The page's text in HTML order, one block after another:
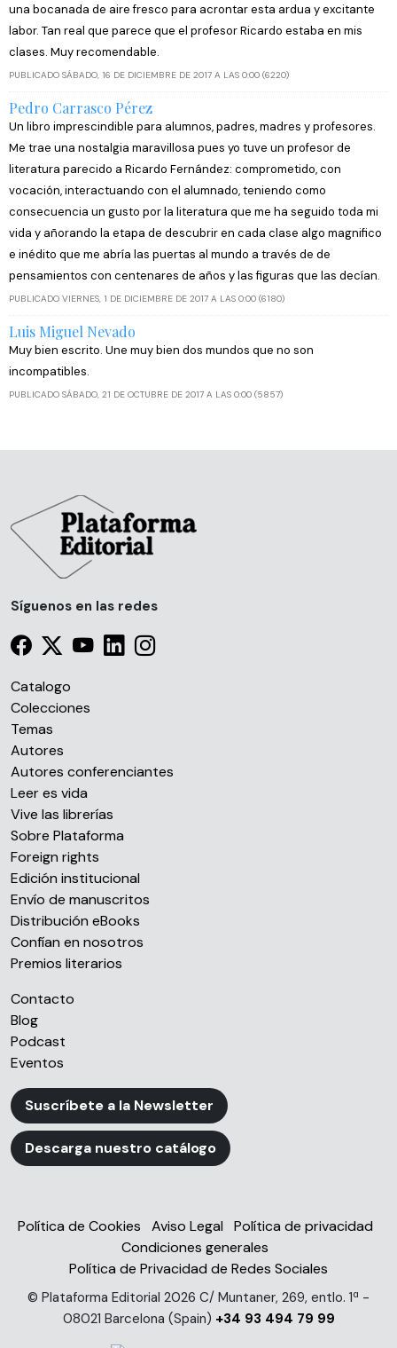
una bocanada de aire fresco para acrontar esta ardua y excitante
labor. Tan real que parece que el profesor Ricardo estaba en mis
clases. Muy recomendable.
PUBLICADO SÁBADO, 16 DE DICIEMBRE DE 2017 A LAS 0:00 (6220)
Pedro Carrasco Pérez
Un libro imprescindible para alumnos, padres, madres y profesores.
Me trae una nostalgia maravillosa pues yo tuve un profesor de
literatura parecido a Ricardo Fernández: comprometido, con
vocación, interactuando con el alumnado, teniendo como
consecuencia un gusto por la literatura que me ha seguido toda mi
vida y añorando la etapa de descubrir en cada clase algo magnifico
e inédito que me abría las puertas al mundo a través de de
pensamientos con centenares de años y las figuras que las decían.
PUBLICADO VIERNES, 1 DE DICIEMBRE DE 2017 A LAS 0:00 (6180)
Luis Miguel Nevado
Muy bien escrito. Une muy bien dos mundos que no son
incompatibles.
PUBLICADO SÁBADO, 21 DE OCTUBRE DE 2017 A LAS 0:00 (5857)
Síguenos en las redes
Catalogo
Colecciones
Temas
Autores
Autores conferenciantes
Leer es vida
Vive las librerías
Sobre Plataforma
Foreign rights
Edición institucional
Envío de manuscritos
Distribución eBooks
Confían en nosotros
Premios literarios
Contacto
Blog
Podcast
Eventos
Suscríbete a la Newsletter
Descarga nuestro catálogo
Política de Cookies Aviso Legal
Política de privacidad
Condiciones generales
Política de Privacidad de Redes Sociales
© Plataforma Editorial 2026 C/ Muntaner, 269, entlo. 1ª -
08021 Barcelona (Spain) +34 93 494 79 99